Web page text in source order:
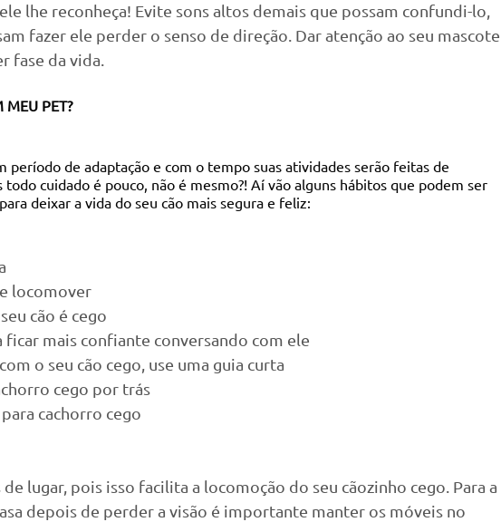
lhe reconheça! Evite sons altos demais que possam confundi-lo,
fazer ele perder o senso de direção. Dar atenção ao seu mascote
fase da vida.
MEU PET?
período de adaptação e com o tempo suas atividades serão feitas de
cuidado é pouco, não é mesmo?! Aí vão alguns hábitos que podem ser
deixar a vida do seu cão mais segura e feliz:
locomover
cão é cego
ficar mais confiante conversando com ele
o seu cão cego, use uma guia curta
cego por trás
cachorro cego
lugar, pois isso facilita a locomoção do seu cãozinho cego. Para a
depois de perder a visão é importante manter os móveis no